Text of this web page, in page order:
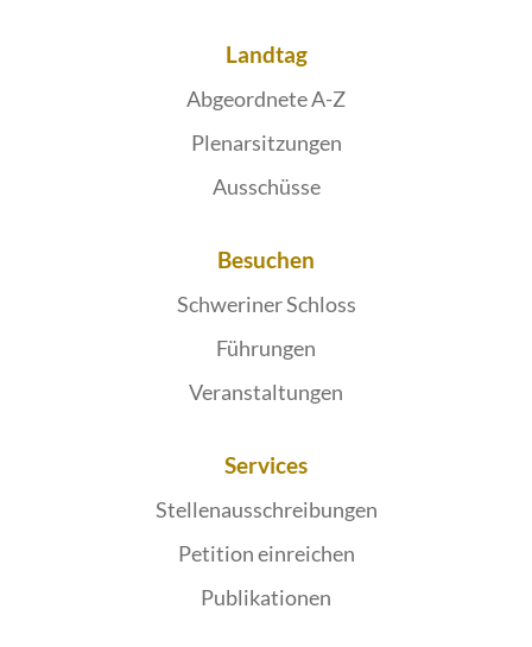
Landtag
Abgeordnete A-Z
Plenarsitzungen
Ausschüsse
Besuchen
Schweriner Schloss
Führungen
Veranstaltungen
Services
Stellenausschreibungen
Petition einreichen
Publikationen